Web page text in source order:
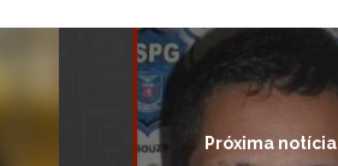
Próxima notícia